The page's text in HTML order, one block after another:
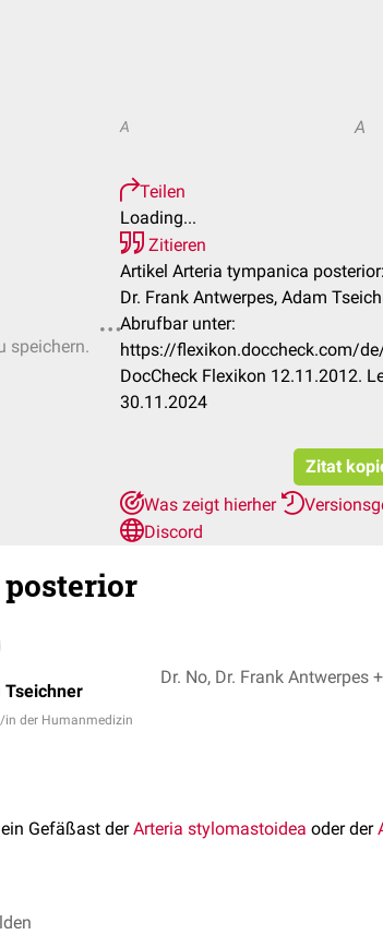
speichern.
A A
Teilen
Loading...
Zitieren
Artikel Arteria tympanica posterior:
Dr. Frank Antwerpes, Adam
Abrufbar unter:
https://flexikon.doccheck.com/
DocCheck Flexikon 12.11.2012.
30.11.2024
Zitat
Was zeigt hierher
Discord
Tseichner
in der Humanmedizin
Dr. No,
Gefäßast derArteria stylomastoidea oder der
zusammen mit der